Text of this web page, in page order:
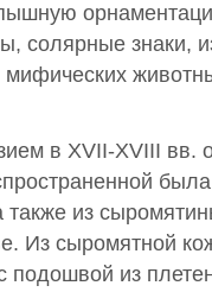
солярные знаки,
мифических
в XVII-XVIII вв.
из
Из сыромятной
подошвой из